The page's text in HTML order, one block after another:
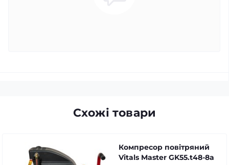
Схожі товари
Компресор повітряний
Vitals Master GK55.t48-8a